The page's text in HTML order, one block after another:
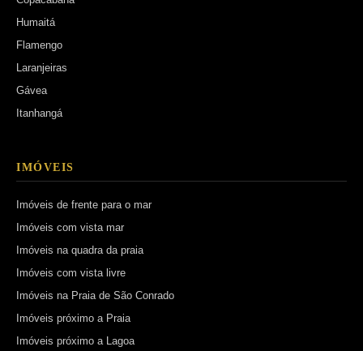
Humaitá
Flamengo
Laranjeiras
Gávea
Itanhangá
IMÓVEIS
Imóveis de frente para o mar
Imóveis com vista mar
Imóveis na quadra da praia
Imóveis com vista livre
Imóveis na Praia de São Conrado
Imóveis próximo a Praia
Imóveis próximo a Lagoa